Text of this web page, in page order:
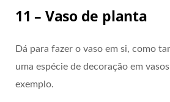
11 – Vaso de planta
Dá para fazer o vaso em si, como
uma espécie de decoração em
exemplo.